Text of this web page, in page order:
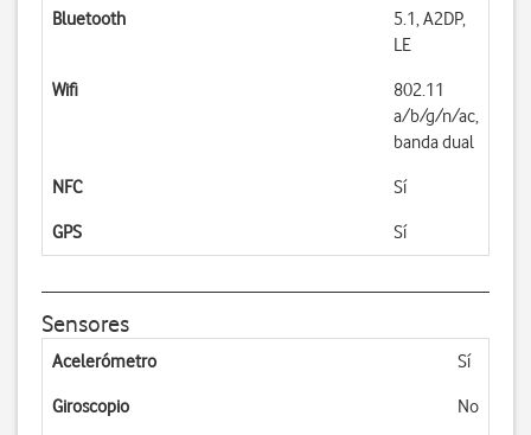
Bluetooth
5.1, A2DP,
LE
Wifi
802.11
a/b/g/n/ac,
banda dual
NFC Sí
GPS Sí
Sensores
Acelerómetro Sí
Giroscopio No